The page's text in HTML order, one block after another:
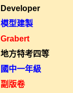
Developer
模型建製
Grabert
地方特考四等
國中一年級
副版卷